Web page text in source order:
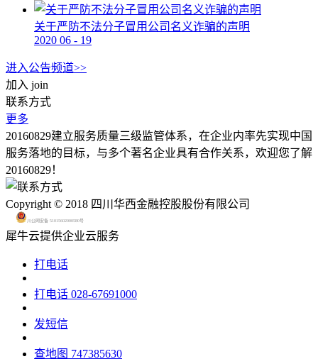
关于严防不法分子冒用公司名义诈骗的声明
2020 06 - 19
进入公告频道>>
加入 join
联系方式
更多
20160829建立服务质量三级监管体系，在企业内率先实现中国
服务落地的目标，与多个著名企业具有合作关系，欢迎您了解
20160829！
Copyright © 2018 四川华西金融控股股份有限公司
川公网安备 51015602000580号
犀牛云提供企业云服务
打电话
打电话 028-67691000
发短信
查地图 747385630